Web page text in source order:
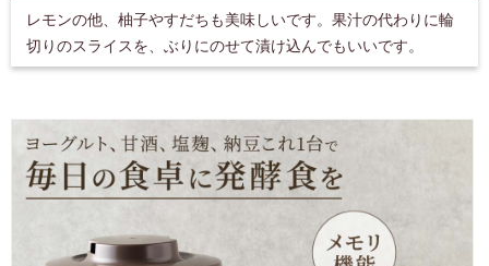
レモンの他、柚子やすだちも美味しいです。果汁の代わりに輪
切りのスライスを、ぶりにのせて漬け込んでもいいです。